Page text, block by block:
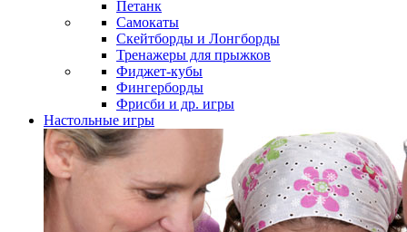
Петанк
Самокаты
Скейтборды и Лонгборды
Тренажеры для прыжков
Фиджет-кубы
Фингерборды
Фрисби и др. игры
Настольные игры